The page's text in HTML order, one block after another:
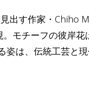
出す作家・Chiho
モチーフの彼岸
姿は、伝統工芸と